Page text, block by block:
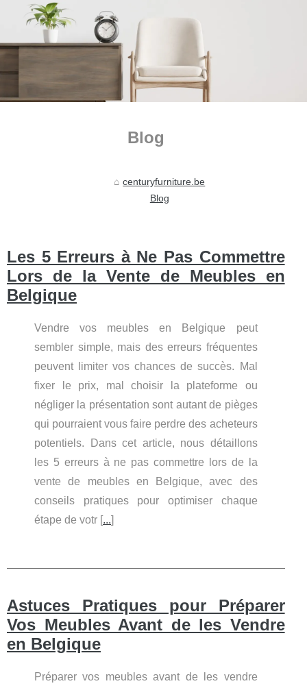
Blog
centuryfurniture.be
Blog
Les 5 Erreurs à Ne Pas Commettre
Lors de la Vente de Meubles en
Belgique
Vendre vos meubles en Belgique peut
sembler simple, mais des erreurs fréquentes
peuvent limiter vos chances de succès. Mal
fixer le prix, mal choisir la plateforme ou
négliger la présentation sont autant de pièges
qui pourraient vous faire perdre des acheteurs
potentiels. Dans cet article, nous détaillons
les 5 erreurs à ne pas commettre lors de la
vente de meubles en Belgique, avec des
conseils pratiques pour optimiser chaque
étape de votr [...]
Astuces Pratiques pour Préparer
Vos Meubles Avant de les Vendre
en Belgique
Préparer vos meubles avant de les vendre